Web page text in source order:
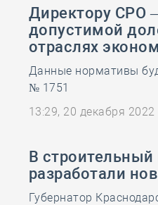
Директору СРО
допустимой
отраслях
Данные нормативы
№ 1751
13:29, 20 декабря 2022
В строительный
разработали
Губернатор